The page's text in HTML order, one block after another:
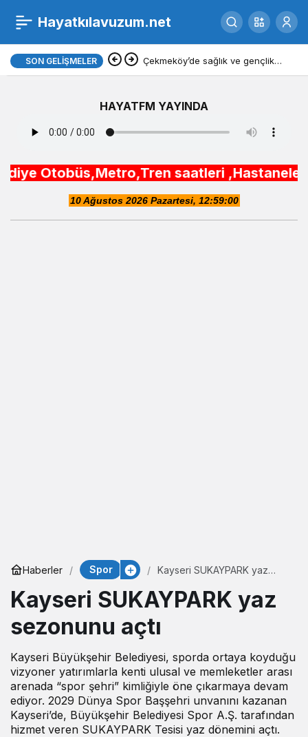
Hayatkılavuzum.net
SON GELIŞMELER Çekmeköy’de sağlık ve gençlik
HAYATFM YAYINDA
Otobüs,Metro,Tren saatleri
Haberler Spor
Kayseri SUKAYPARK yaz
Kayseri SUKAYPARK yaz
sezonunu açtı
Kayseri Büyükşehir Belediyesi, sporda ortaya koyduğu
vizyoner yatırımlarla kenti ulusal ve memleketler arası
arenada “spor şehri” kimliğiyle öne çıkarmaya devam
ediyor. 2029 Dünya Spor Başşehri unvanını kazanan
Kayseri’de, Büyükşehir Belediyesi Spor A.Ş. tarafından
hizmet veren SUKAYPARK Tesisi yaz dönemini açtı.